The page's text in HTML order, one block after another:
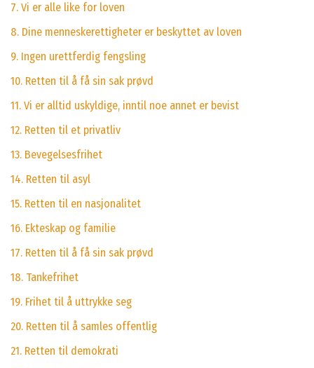
7. Vi er alle like for loven
8. Dine menneskerettigheter er beskyttet av loven
9. Ingen urettferdig fengsling
10. Retten til å få sin sak prøvd
11. Vi er alltid uskyldige, inntil noe annet er bevist
12. Retten til et privatliv
13. Bevegelsesfrihet
14. Retten til asyl
15. Retten til en nasjonalitet
16. Ekteskap og familie
17. Retten til å få sin sak prøvd
18. Tankefrihet
19. Frihet til å uttrykke seg
20. Retten til å samles offentlig
21. Retten til demokrati